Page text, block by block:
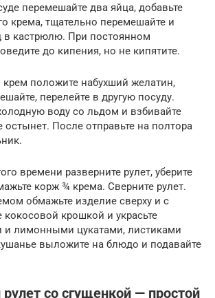
перемешайте два яйца, добавьте
крема, тщательно перемешайте и
в кастрюлю. При постоянном
до кипения, но не кипятите.
крем положите набухший желатин,
перелейте в другую посуду.
воду со льдом и взбивайте
остынет. После отправьте на полтора
времени разверните рулет, уберите
корж ¾ крема. Сверните рулет.
обмажьте изделие сверху и с
кокосовой крошкой и украсьте
лимонными цукатами, листиками
выложите на блюдо и подавайте
со сгущенкой — простой